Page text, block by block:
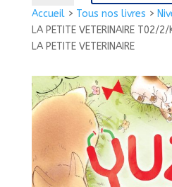
Accueil> Tous nos livres >
LA PETITE VETERINAIRE T02/
LA PETITE VETERINAIRE
YUZU,
LA
PETITE
NOBI/YUZU,
LA
PETITE
VETERINAIRE